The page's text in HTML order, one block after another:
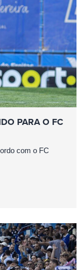
PARA O FC
com o FC